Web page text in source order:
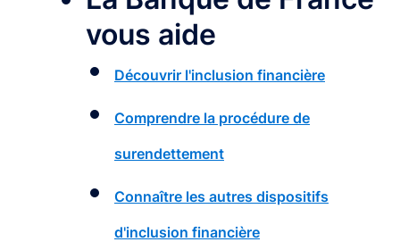
vous aide
Découvrir l'inclusion financière
Comprendre la procédure de
surendettement
Connaître les autres dispositifs
d'inclusion financière